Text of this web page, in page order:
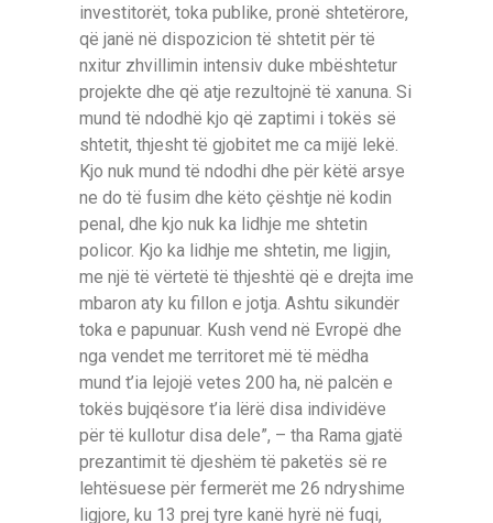
investitorët, toka publike, pronë shtetërore,
që janë në dispozicion të shtetit për të
nxitur zhvillimin intensiv duke mbështetur
projekte dhe që atje rezultojnë të xanuna. Si
mund të ndodhë kjo që zaptimi i tokës së
shtetit, thjesht të gjobitet me ca mijë lekë.
Kjo nuk mund të ndodhi dhe për këtë arsye
ne do të fusim dhe këto çështje në kodin
penal, dhe kjo nuk ka lidhje me shtetin
policor. Kjo ka lidhje me shtetin, me ligjin,
me një të vërtetë të thjeshtë që e drejta ime
mbaron aty ku fillon e jotja. Ashtu sikundër
toka e papunuar. Kush vend në Evropë dhe
nga vendet me territoret më të mëdha
mund t’ia lejojë vetes 200 ha, në palcën e
tokës bujqësore t’ia lërë disa individëve
për të kullotur disa dele”, – tha Rama gjatë
prezantimit të djeshëm të paketës së re
lehtësuese për fermerët me 26 ndryshime
ligjore, ku 13 prej tyre kanë hyrë në fuqi,